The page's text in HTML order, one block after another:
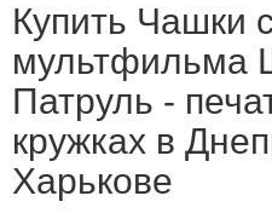
Купить Чашки
мультфильма
Патруль -
кружках в
Харькове